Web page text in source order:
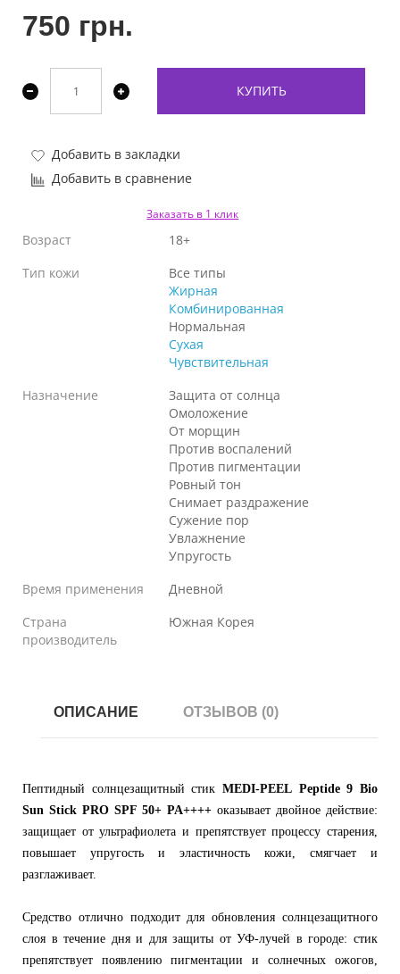
750 грн.
КУПИТЬ
Добавить в закладки
Добавить в сравнение
Заказать в 1 клик
Возраст
18+
Тип кожи
Все типы
Жирная
Комбинированная
Нормальная
Сухая
Чувствительная
Назначение
Защита от солнца
Омоложение
От морщин
Против воспалений
Против пигментации
Ровный тон
Снимает раздражение
Сужение пор
Увлажнение
Упругость
Время применения
Дневной
Страна
производитель
Южная Корея
ОПИСАНИЕ ОТЗЫВОВ (0)
Пептидный солнцезащитный стик MEDI-PEEL Peptide 9 Bio
Sun Stick PRO SPF 50+ PA++++ оказывает двойное действие:
защищает от ультрафиолета и препятствует процессу старения,
повышает упругость и эластичность кожи, смягчает и
разглаживает.
Средство отлично подходит для обновления солнцезащитного
слоя в течение дня и для защиты от УФ-лучей в городе: стик
препятствует появлению пигментации и солнечных ожогов,